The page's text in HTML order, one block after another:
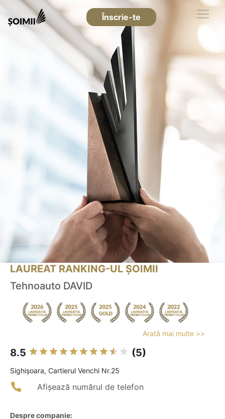
Înscrie-te
LAUREAT RANKING-UL ȘOIMII
Tehnoauto DAVID
Arată mai multe >>
8.5 (5)
Sighişoara, Cartierul Venchi Nr.25
Afișează numărul de telefon
Despre companie: